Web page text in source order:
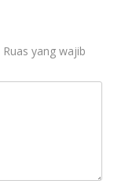
Ruas yang wajib